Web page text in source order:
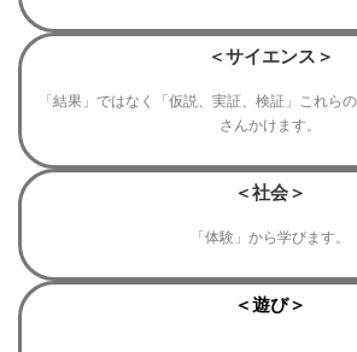
＜サイエンス＞
「結果」ではなく「仮説、実証、検証」これら
さんかけます。
＜社会＞
「体験」から学びます。
＜遊び＞